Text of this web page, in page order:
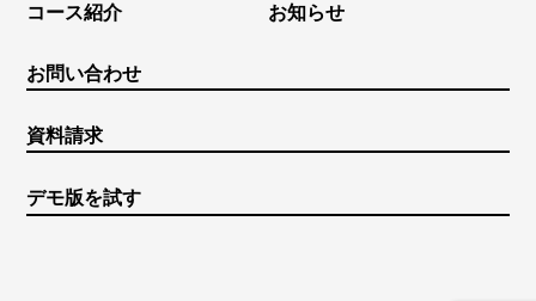
コース紹介 お知らせ
お問い合わせ
資料請求
デモ版を試す